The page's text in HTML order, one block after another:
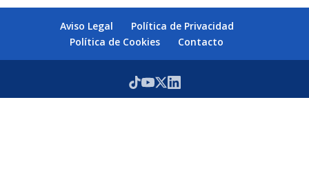
Aviso Legal
Política de Privacidad
Política de Cookies
Contacto